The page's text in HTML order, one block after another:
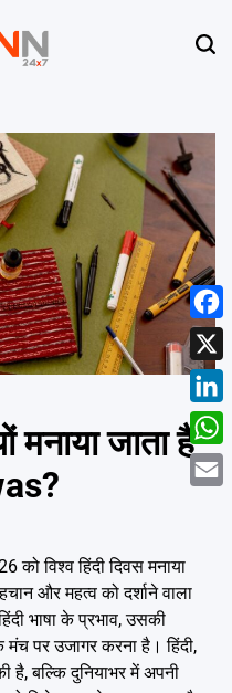
जाता है
विश्व हिंदी दिवस मनाया
और महत्व को दर्शाने वाला
भाषा के प्रभाव, उसकी
मंच पर उजागर करना है। हिंदी,
बल्कि दुनियाभर में अपनी
X